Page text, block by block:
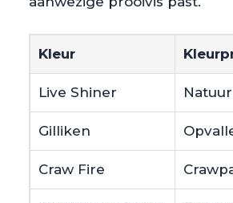
Kleur
Live Shiner
Gilliken
Craw Fire